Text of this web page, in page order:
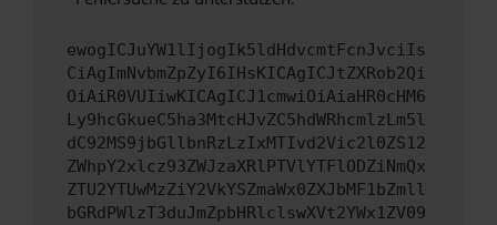
ewogICJuYW1lIjogIk5ldHdvcmtFcnJvciIs
CiAgImNvbmZpZyI6IHsKICAgICJtZXRob2Qi
OiAiR0VUIiwKICAgICJ1cmwiOiAiaHR0cHM6
Ly9hcGkueC5ha3MtcHJvZC5hdWRhcmlzLm5l
dC92MS9jbGllbnRzLzIxMTIvd2Vic2l0ZS12
ZWhpY2xlcz93ZWJzaXRlPTVlYTFlODZiNmQx
ZTU2YTUwMzZiY2VkYSZmaWx0ZXJbMF1bZmll
bGRdPWlzT3duJmZpbHRlclswXVt2YWx1ZV09